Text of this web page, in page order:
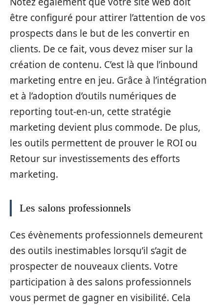
être configuré pour attirer l’attention de vos
prospects dans le but de les convertir en
clients. De ce fait, vous devez miser sur la
création de contenu. C’est là que l’inbound
marketing entre en jeu. Grâce à l’intégration
et à l’adoption d’outils numériques de
reporting tout-en-un, cette stratégie
marketing devient plus commode. De plus,
les outils permettent de prouver le ROI ou
Retour sur investissements des efforts
marketing.
Les salons professionnels
Ces évènements professionnels demeurent
des outils inestimables lorsqu’il s’agit de
prospecter de nouveaux clients. Votre
participation à des salons professionnels
vous permet de gagner en visibilité. Cela